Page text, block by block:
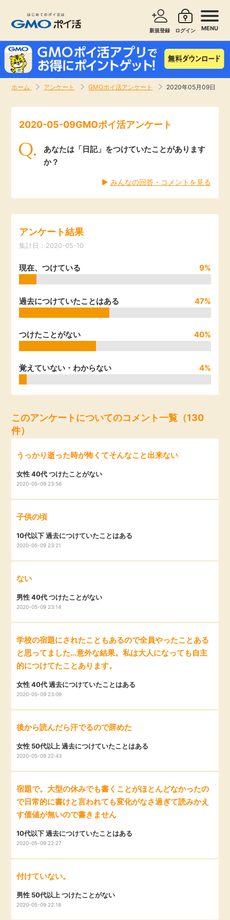
新規登録 ログイン MENU
ホーム アンケート GMOポイ活アンケート 2020年05月09日
新着
高還元
アンケート
ゲーム
ポイ活お得情報
カード比較
毎日ゲット
特集一覧
GMOポイ活の使い方
ヘルプセンター
サービスで探す ショッピングで探す
旅行・レンタカー
エンタメ
暮らし
引っ越し
買取・査定
学び
月額有料サービス
銀行・金融・投資
家計の固定費
2020-05-09GMOポイ活アンケート
あなたは「日記」をつけていたことがあります
か？
▶︎ みんなの回答・コメントを見る
アンケート結果
集計日：2020-05-10
現在、つけている 9%
過去につけていたことはある 47%
つけたことがない 40%
覚えていない・わからない 4%
このアンケートについてのコメント一覧（130
件）
うっかり逝った時が怖くてそんなこと出来ない
女性 40代 つけたことがない
2020-05-09 23:56
子供の頃
10代以下 過去につけていたことはある
2020-05-09 23:21
ない
男性 40代 つけたことがない
2020-05-09 23:14
学校の宿題にされたこともあるので全員やったことある
と思ってました…意外な結果。私は大人になっても自主
的につけてたことあります。
女性 40代 過去につけていたことはある
2020-05-09 23:09
後から読んだら汗でるので辞めた
女性 50代以上 過去につけていたことはある
2020-05-09 22:43
宿題で。大型の休みでも書くことがほとんどなかったの
で日常的に書けと言われても変化がなさ過ぎて読みかえ
す価値が無いので書きません
10代以下 過去につけていたことはある
2020-05-09 22:27
付けていない。
男性 50代以上 つけたことがない
2020-05-09 22:18